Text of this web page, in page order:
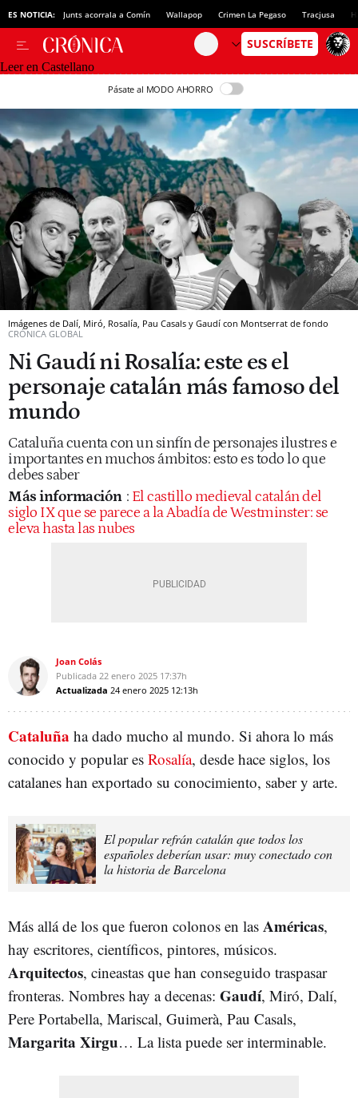
ES NOTICIA: Junts acorrala a Comín Wallapop Crimen La Pegaso Tracjusa
Leer en Castellano
Pásate al MODO AHORRO
Imágenes de Dalí, Miró, Rosalía, Pau Casals y Gaudí con Montserrat de fondo
CRÓNICA GLOBAL
Ni Gaudí ni Rosalía: este es el
personaje catalán más famoso del
mundo
Cataluña cuenta con un sinfín de personajes ilustres e
importantes en muchos ámbitos: esto es todo lo que
debes saber
Más información : El castillo medieval catalán del
siglo IX que se parece a la Abadía de Westminster: se
eleva hasta las nubes
Joan Colás
Publicada 22 enero 2025 17:37h
Actualizada 24 enero 2025 12:13h
Cataluña ha dado mucho al mundo. Si ahora lo más
conocido y popular es Rosalía, desde hace siglos, los
catalanes han exportado su conocimiento, saber y arte.
El popular refrán catalán que todos los
españoles deberían usar: muy conectado con
la historia de Barcelona
Más allá de los que fueron colonos en las Américas,
hay escritores, científicos, pintores, músicos.
Arquitectos, cineastas que han conseguido traspasar
fronteras. Nombres hay a decenas: Gaudí, Miró, Dalí,
Pere Portabella, Mariscal, Guimerà, Pau Casals,
Margarita Xirgu… La lista puede ser interminable.